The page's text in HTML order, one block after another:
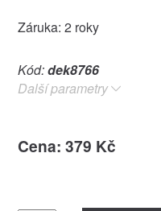
Záruka: 2 roky
Kód:dek8766
Další parametry
Cena: 379 Kč